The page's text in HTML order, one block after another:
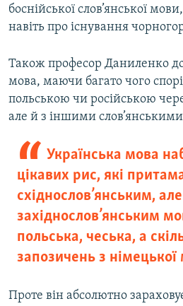
боснійської слов’янської
навіть про існування
Також професор Даниленко
мова, маючи багато чого
польською чи російською
але й з іншими
Українська мова
цікавих рис, які
східнослов’янським,
західнослов’янським
польська, чеська, а
запозичень з
Проте він абсолютно